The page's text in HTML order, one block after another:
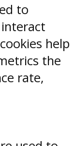
to
help
the
rate,